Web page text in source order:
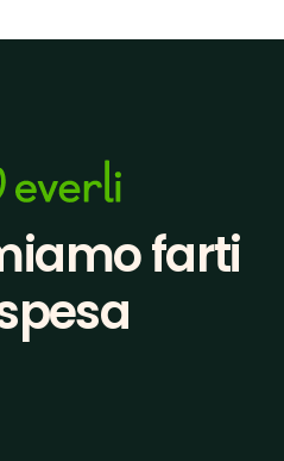
farti